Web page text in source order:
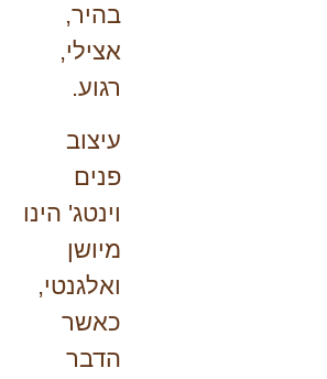
בהיר,
אצילי,
רגוע.
עיצוב
פנים
וינטג' הינו
מיושן
ואלגנטי,
כאשר
הדבר